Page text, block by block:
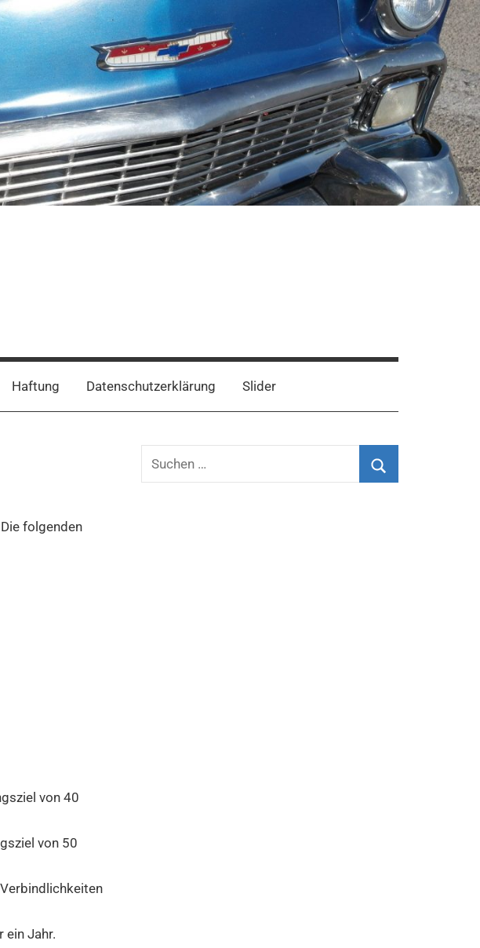
Haftung Datenschutzerklärung Slider
folgenden
von 40
von 50
ein Jahr.
Suchen
nach: